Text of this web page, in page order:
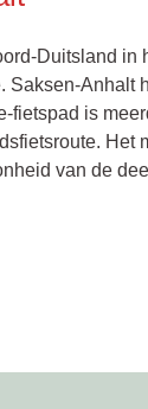
Duitsland in
Saksen-Anhalt
fietspad is
Het
van de